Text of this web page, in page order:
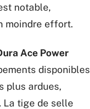
notable,
moindre effort.
Ace Power
disponibles
plus ardues,
La tige de selle